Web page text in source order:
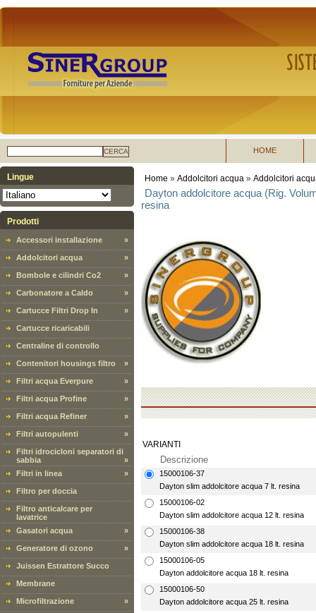
CERCA HOME
Lingue
Prodotti
Accessori installazione »
Addolcitori acqua »
Bombole e cilindri Co2 »
Carbonatore a Caldo »
Cartucce Filtri Drop In »
Cartucce ricaricabili
Centraline di controllo
Contenitori housings filtro »
Filtri acqua Everpure »
Filtri acqua Profine »
Filtri acqua Refiner »
Filtri autopulenti »
Filtri idrocicloni separatori di
sabbia
»
Filtri in linea
»
Filtro per doccia
Filtro anticalcare per
lavatrice
Gasatori acqua
»
Generatore di ozono »
Juissen Estrattore Succo
Membrane
Microfiltrazione »
Home » Addolcitori acqua » Addolcitori
Dayton addolcitore acqua (Rig.
resina
VARIANTI
Descrizione
15000106-37
Dayton slim addolcitore acqua 7 lt. resina
15000106-02
Dayton slim addolcitore acqua 12 lt. resina
15000106-38
Dayton slim addolcitore acqua 18 lt. resina
15000106-05
Dayton addolcitore acqua 18 lt. resina
15000106-50
Dayton addolcitore acqua 25 lt. resina